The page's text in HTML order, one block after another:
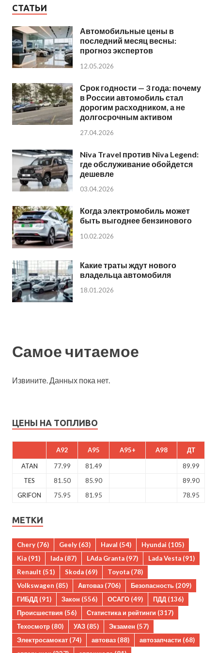
СТАТЬИ
Автомобильные цены в
последний месяц весны:
прогноз экспертов
12.05.2026
Срок годности — 3 года: почему
в России автомобиль стал
дорогим расходником, а не
долгосрочным активом
27.04.2026
Niva Travel против Niva Legend:
где обслуживание обойдется
дешевле
03.04.2026
Когда электромобиль может
быть выгоднее бензинового
10.02.2026
Какие траты ждут нового
владельца автомобиля
18.01.2026
Самое читаемое
Извините. Данных пока нет.
ЦЕНЫ НА ТОПЛИВО
A92 A95 A95+ A98 ДТ
ATAN 77.99 81.49
89.99
TES
81.50 85.90
89.90
GRIFON
75.95 81.95 78.95
МЕТКИ
Chery (76) Geely (63) Haval (54) Hyundai (105)
Kia (91) lada (87) LAda Granta (97) Lada Vesta (91)
Renault (51) Skoda (69) Toyota (78)
Volkswagen (85) Автоваз (706) Безопасность (209)
ГИБДД (91) Закон (556) ОСАГО (49) ПДД (136)
Происшествия (56) Статистика и рейтинги (317)
Техосмотр (80) УАЗ (85) Экзамен (57)
Электросамокат (74) автоваз (88) автозапчасти (68)